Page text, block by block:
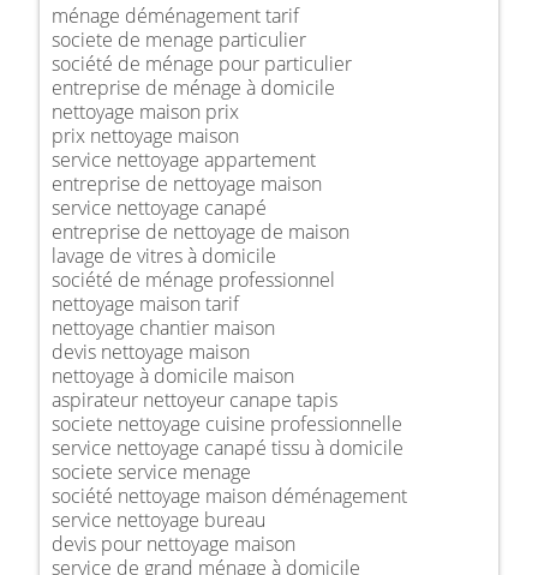
ménage déménagement tarif
societe de menage particulier
société de ménage pour particulier
entreprise de ménage à domicile
nettoyage maison prix
prix nettoyage maison
service nettoyage appartement
entreprise de nettoyage maison
service nettoyage canapé
entreprise de nettoyage de maison
lavage de vitres à domicile
société de ménage professionnel
nettoyage maison tarif
nettoyage chantier maison
devis nettoyage maison
nettoyage à domicile maison
aspirateur nettoyeur canape tapis
societe nettoyage cuisine professionnelle
service nettoyage canapé tissu à domicile
societe service menage
société nettoyage maison déménagement
service nettoyage bureau
devis pour nettoyage maison
service de grand ménage à domicile